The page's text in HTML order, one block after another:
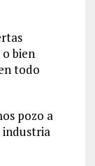
bien
todo
pozo a
industria